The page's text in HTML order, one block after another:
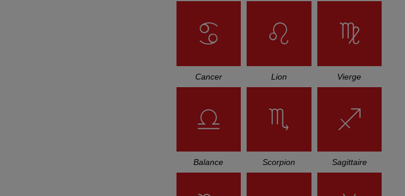
Cancer Lion Vierge
Balance Scorpion Sagittaire